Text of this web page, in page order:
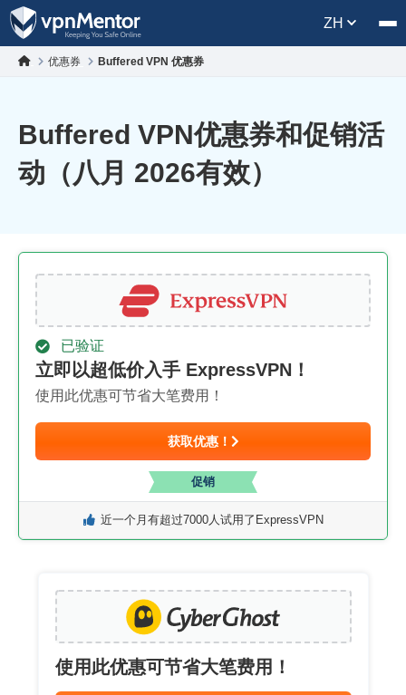
ZH
优惠券 Buffered VPN 优惠券
Buffered VPN优惠券和促销活
动（八月 2026有效）
已验证
立即以超低价入手 ExpressVPN！
使用此优惠可节省大笔费用！
获取优惠！
促销
近一个月有超过7000人试用了ExpressVPN
使用此优惠可节省大笔费用！